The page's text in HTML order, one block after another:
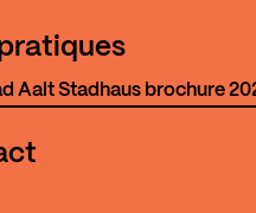
Aalt Stadhaus brochure